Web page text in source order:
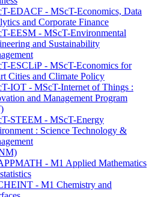
EDACF - MScT-Economics, Data
and Corporate Finance
EESM - MScT-Environmental
and Sustainability
ESCLiP - MScT-Economics for
Cities and Climate Policy
IOT - MScT-Internet of Things :
and Management Program
STEEM - MScT-Energy
: Science Technology &
- M1 Applied Mathematics
- M1 Chemistry and